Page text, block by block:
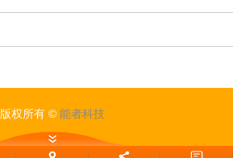
版权所有 © 能者科技